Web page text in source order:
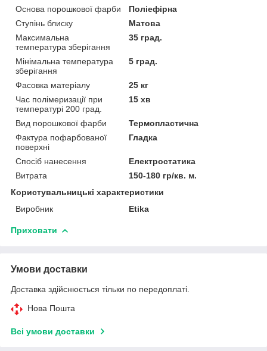
Основа порошкової фарби
Поліефірна
Ступінь блиску
Матова
Максимальна
температура зберігання
35 град.
Мінімальна температура
зберігання
5 град.
Фасовка матеріалу
25 кг
Час полімеризації при
температурі 200 град.
15 хв
Вид порошкової фарби
Термопластична
Фактура пофарбованої
поверхні
Гладка
Спосіб нанесення
Електростатика
Витрата
150-180 гр/кв. м.
Користувальницькі характеристики
Виробник
Etika
Приховати
Умови доставки
Доставка здійснюється тільки по передоплаті.
Нова Пошта
Всі умови доставки